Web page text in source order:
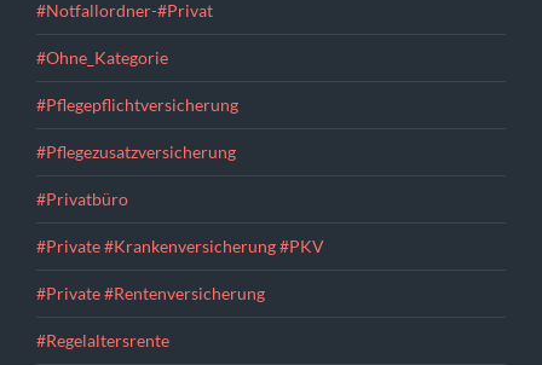
#Notfallordner-#Privat
#Ohne_Kategorie
#Pflegepflichtversicherung
#Pflegezusatzversicherung
#Privatbüro
#Private #Krankenversicherung #PKV
#Private #Rentenversicherung
#Regelaltersrente